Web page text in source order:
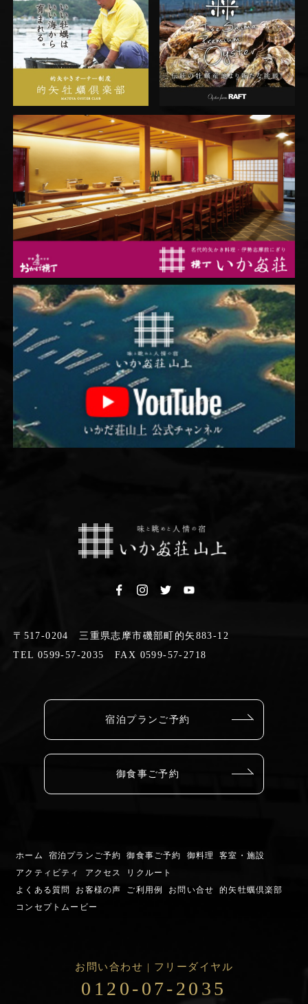
〒517-0204 三重県志摩市磯部町的矢883-12
TEL 0599-57-2035 FAX 0599-57-2718
宿泊プランご予約
御食事ご予約
ホーム 宿泊プランご予約 御食事ご予約 御料理
客室・施設
アクティビティ
アクセス
リクルート
よくある質問
お客様の声 ご利用例 お問い合せ
的矢牡蠣倶楽部
コンセプトムービー
お問い合わせ | フリーダイヤル
0120-07-2035